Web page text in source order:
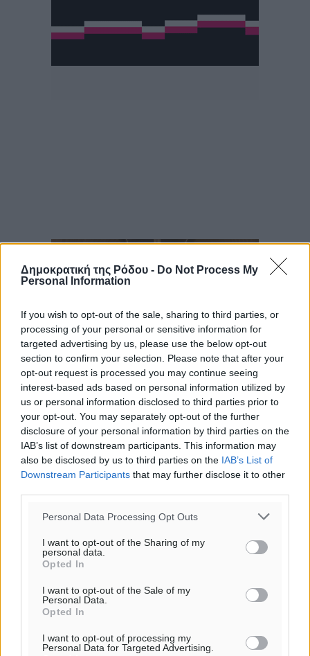
Δημοκρατική της Ρόδου - Do Not Process My
Personal Information
If you wish to opt-out of the sale, sharing to third parties, or
processing of your personal or sensitive information for
targeted advertising by us, please use the below opt-out
section to confirm your selection. Please note that after your
opt-out request is processed you may continue seeing
interest-based ads based on personal information utilized by
us or personal information disclosed to third parties prior to
your opt-out. You may separately opt-out of the further
disclosure of your personal information by third parties on the
IAB’s list of downstream participants. This information may
also be disclosed by us to third parties on the IAB’s List of
Downstream Participants that may further disclose it to other
Personal Data Processing Opt Outs
I want to opt-out of the Sharing of my
personal data.
Opted In
I want to opt-out of the Sale of my
Personal Data.
Opted In
I want to opt-out of processing my
Personal Data for Targeted Advertising.
Ροή ειδήσεων
ΥΠΑΑΤ: 12,5 εκατ. ευρώ στις 13 Περιφέρειες για μέτρα
βιοασφάλειας
Τοπικές Ειδήσεις• πριν 19 λεπτά
στέγη έως 2.500 ευρώ
Ειδήσεις• πριν 28 λεπτά
«Γιατί οι Τούρκοι συρρέουν στα ελληνικά νησιά»:
γείτονες προτιμούν την Ελλάδα για διακοπές